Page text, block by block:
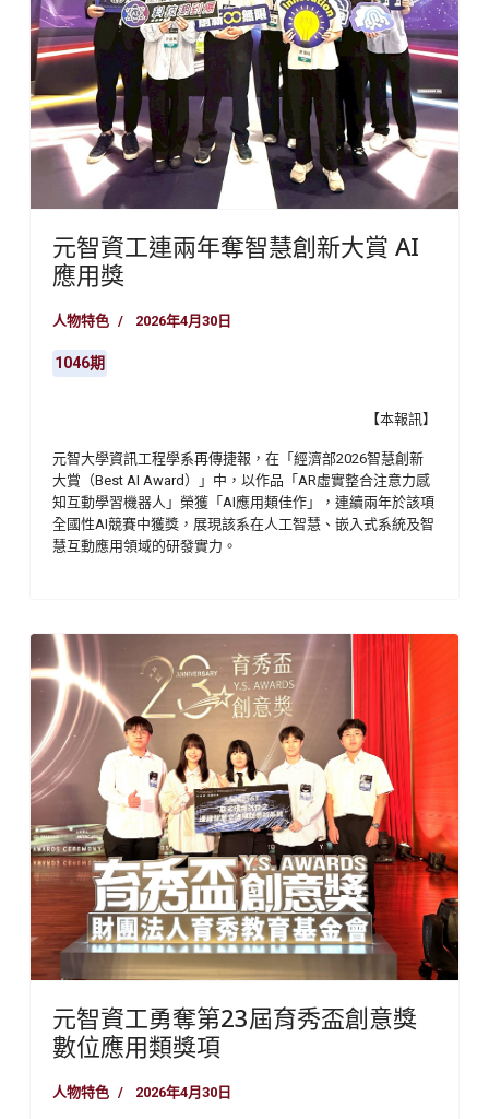
元智資工連兩年奪智慧創新大賞 AI
應用獎
人物特色 2026年4月30日
1046期
【本報訊】
元智大學資訊工程學系再傳捷報，在「經濟部2026智慧創新
大賞（Best AI Award ）」中，以作品「 AR虛實整合注意力感
知互動學習機器人」榮獲「 AI應用類佳作」，連續兩年於該項
全國性AI競賽中獲獎，展現該系在人工智慧、嵌入式系統及智
慧互動應用領域的研發實力。
元智資工勇奪第23屆育秀盃創意獎
數位應用類獎項
人物特色 2026年4月30日